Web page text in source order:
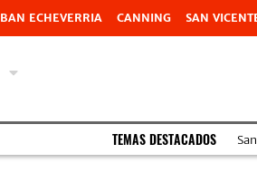
ECHEVERRIA CANNING SAN
TEMAS DESTACADOS